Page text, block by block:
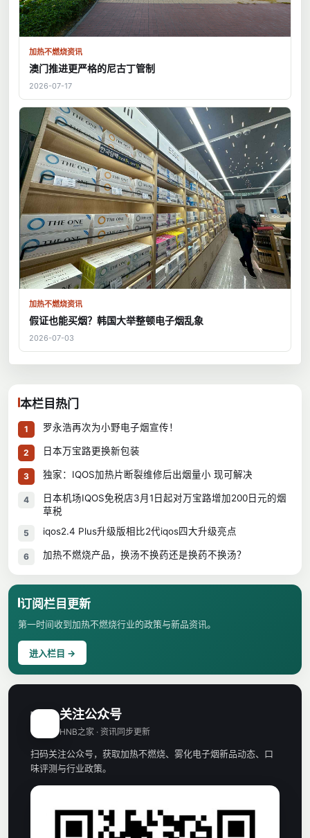
加热不燃烧资讯
澳门推进更严格的尼古丁管制
2026-07-17
加热不燃烧资讯
假证也能买烟？韩国大举整顿电子烟乱象
2026-07-03
本栏目热门
1 罗永浩再次为小野电子烟宣传！
2 日本万宝路更换新包装
3 独家：IQOS加热片断裂维修后出烟量小 现可解决
4
日本机场IQOS免税店3月1日起对万宝路增加200日元的烟
草税
5 iqos2.4 Plus升级版相比2代iqos四大升级亮点
6 加热不燃烧产品，换汤不换药还是换药不换汤？
订阅栏目更新
第一时间收到加热不燃烧行业的政策与新品资讯。
进入栏目 →
H 关注公众号
HNB之家 · 资讯同步更新
扫码关注公众号，获取加热不燃烧、雾化电子烟新品动态、口
味评测与行业政策。